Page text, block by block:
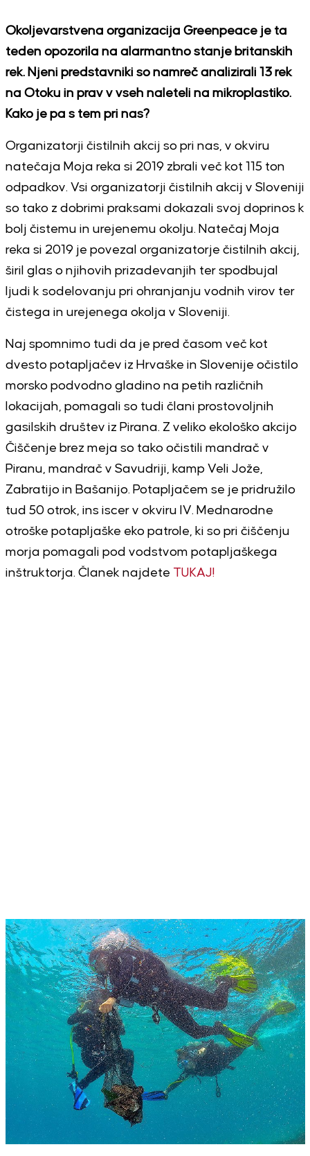
Okoljevarstvena organizacija Greenpeace je ta
teden opozorila na alarmantno stanje britanskih
rek. Njeni predstavniki so namreč analizirali 13 rek
na Otoku in prav v vseh naleteli na mikroplastiko.
Kako je pa s tem pri nas?
Organizatorji čistilnih akcij so pri nas, v okviru
natečaja Moja reka si 2019 zbrali več kot 115 ton
odpadkov. Vsi organizatorji čistilnih akcij v Sloveniji
so tako z dobrimi praksami dokazali svoj doprinos k
bolj čistemu in urejenemu okolju. Natečaj Moja
reka si 2019 je povezal organizatorje čistilnih akcij,
širil glas o njihovih prizadevanjih ter spodbujal
ljudi k sodelovanju pri ohranjanju vodnih virov ter
čistega in urejenega okolja v Sloveniji.
Naj spomnimo tudi da je pred časom več kot
dvesto potapljačev iz Hrvaške in Slovenije očistilo
morsko podvodno gladino na petih različnih
lokacijah, pomagali so tudi člani prostovoljnih
gasilskih društev iz Pirana. Z veliko ekološko akcijo
Čiščenje brez meja so tako očistili mandrač v
Piranu, mandrač v Savudriji, kamp Veli Jože,
Zabratijo in Bašanijo. Potapljačem se je pridružilo
tud 50 otrok, ins iscer v okviru IV. Mednarodne
otroške potapljaške eko patrole, ki so pri čiščenju
morja pomagali pod vodstvom potapljaškega
inštruktorja. Članek najdete TUKAJ!